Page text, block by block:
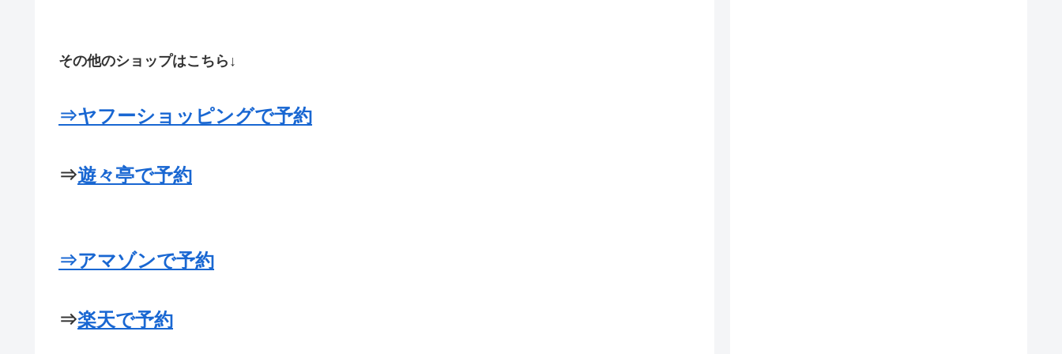
その他のショップはこちら↓
⇒ヤフーショッピングで予約
⇒遊々亭で予約
⇒アマゾンで予約
⇒楽天で予約